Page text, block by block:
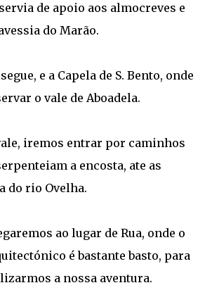
de apoio aos almocreves e
do Marão.
e a Capela de S. Bento, onde
o vale de Aboadela.
iremos entrar por caminhos
a encosta, ate as
do rio Ovelha.
ao lugar de Rua, onde o
é bastante basto, para
a nossa aventura.